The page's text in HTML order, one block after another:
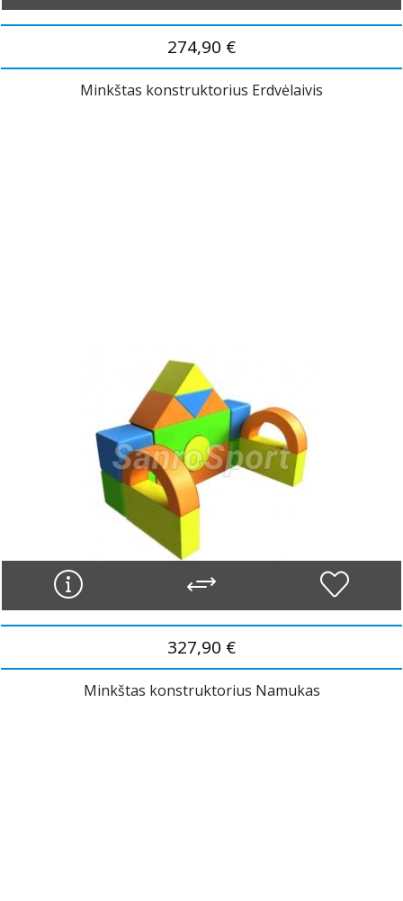
274,90 €
Minkštas konstruktorius Erdvėlaivis
327,90 €
Minkštas konstruktorius Namukas